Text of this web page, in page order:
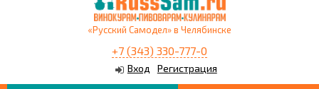
«Русский Самодел» в Челябинске
+7 (343) 330-777-0
Вход Регистрация